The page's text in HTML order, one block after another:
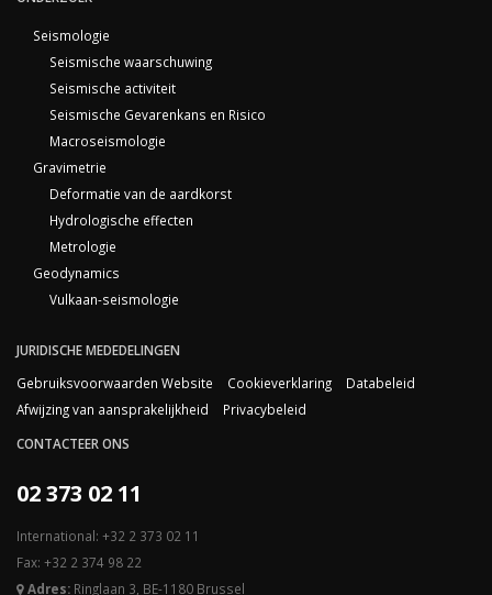
Seismologie
Seismische waarschuwing
Seismische activiteit
Seismische Gevarenkans en Risico
Macroseismologie
Gravimetrie
Deformatie van de aardkorst
Hydrologische effecten
Metrologie
Geodynamics
Vulkaan-seismologie
JURIDISCHE MEDEDELINGEN
Gebruiksvoorwaarden Website
Cookieverklaring
Databeleid
Afwijzing van aansprakelijkheid
Privacybeleid
CONTACTEER ONS
02 373 02 11
International: +32 2 373 02 11
Fax: +32 2 374 98 22
Adres: Ringlaan 3, BE-1180 Brussel